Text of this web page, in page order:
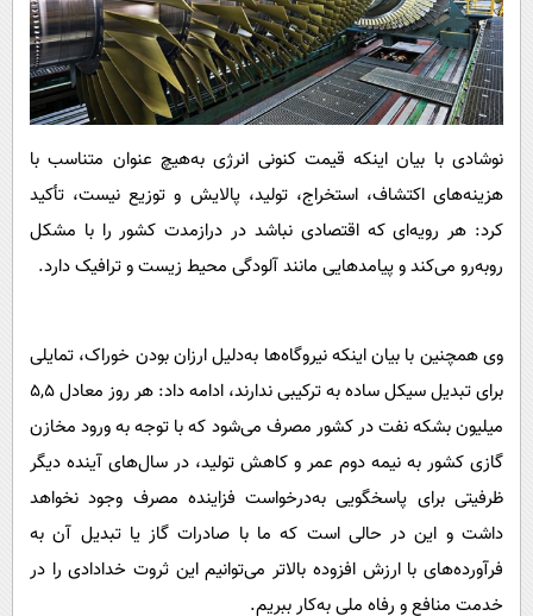
نوشادی با بیان اینکه قیمت کنونی انرژی به‌هیچ عنوان متناسب با
هزینه‌های اکتشاف، استخراج، تولید، پالایش و توزیع نیست، تأکید
کرد: هر رویه‌ای که اقتصادی نباشد در درازمدت کشور را با مشکل
روبه‌رو می‌کند و پیامدهایی مانند آلودگی محیط زیست و ترافیک دارد.
وی همچنین با بیان اینکه نیروگاه‌ها به‌دلیل ارزان بودن خوراک، تمایلی
برای تبدیل سیکل ساده به ترکیبی ندارند، ادامه داد: هر روز معادل 5,5
میلیون بشکه نفت در کشور مصرف می‌شود که با توجه به ورود مخازن
گازی کشور به نیمه دوم عمر و کاهش تولید، در سال‌های آینده دیگر
ظرفیتی برای پاسخگویی به‌درخواست فزاینده مصرف وجود نخواهد
داشت و این در حالی است که ما با صادرات گاز یا تبدیل آن به
فرآورده‌های با ارزش افزوده بالاتر می‌توانیم این ثروت خدادادی را در
خدمت منافع و رفاه ملی به‌کار ببریم.